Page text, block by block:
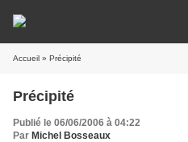
Accueil » Précipité
Précipité
Publié le 06/06/2006 à 04:22
Par Michel Bosseaux